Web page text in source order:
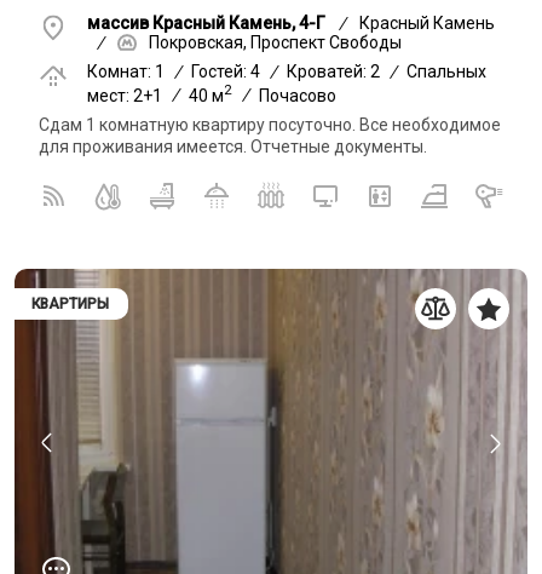
массив Красный Камень, 4-Г /
Красный Камень
/
Покровская, Проспект Свободы
Комнат: 1
/ Гостей: 4 / Кроватей: 2 / Спальных
мест: 2+1
/ 40 м2 / Почасово
Сдам 1 комнатную квартиру посуточно. Все необходимое
для проживания имеется. Отчетные документы.
КВАРТИРЫ